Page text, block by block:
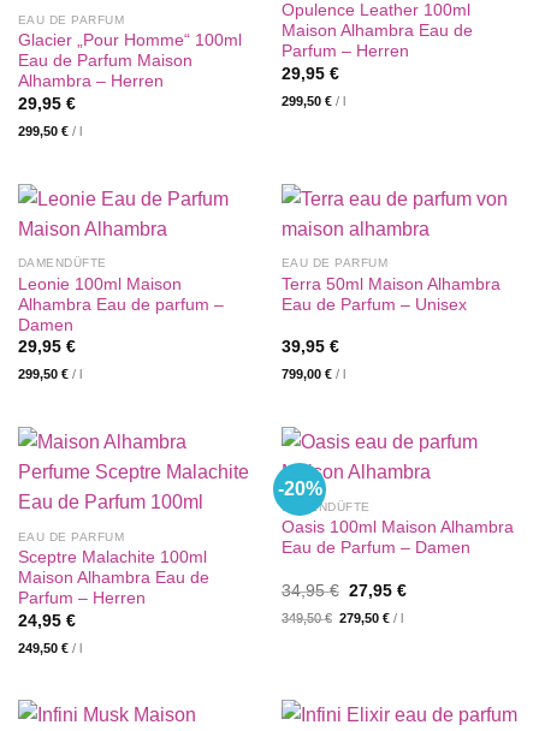
EAU DE PARFUM
Glacier „Pour Homme“ 100ml
Eau de Parfum Maison
Alhambra – Herren
29,95 €
299,50 €/ l
Opulence Leather 100ml
Maison Alhambra Eau de
Parfum – Herren
29,95 €
299,50 €/ l
DAMENDÜFTE
Leonie 100ml Maison
Alhambra Eau de parfum –
Damen
29,95 €
299,50 €/
EAU DE PARFUM
Terra 50ml Maison Alhambra
Eau de Parfum – Unisex
39,95 €
799,00 €/
EAU DE PARFUM
Sceptre Malachite 100ml
Maison Alhambra Eau de
Parfum – Herren
24,95 €
249,50 €/ l
-20%
DAMENDÜFTE
Oasis 100ml Maison Alhambra
Eau de Parfum – Damen
34,95€ Ursprünglicher
Preis
war:
27,95 €Aktueller
349,50€ 279,50€ /l